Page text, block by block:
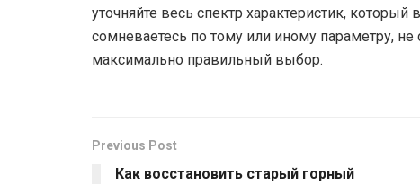
уточняйте весь спектр характеристик,
сомневаетесь по тому или иному параметру, не
максимально правильный выбор.
Previous Post
Как восстановить старый горный